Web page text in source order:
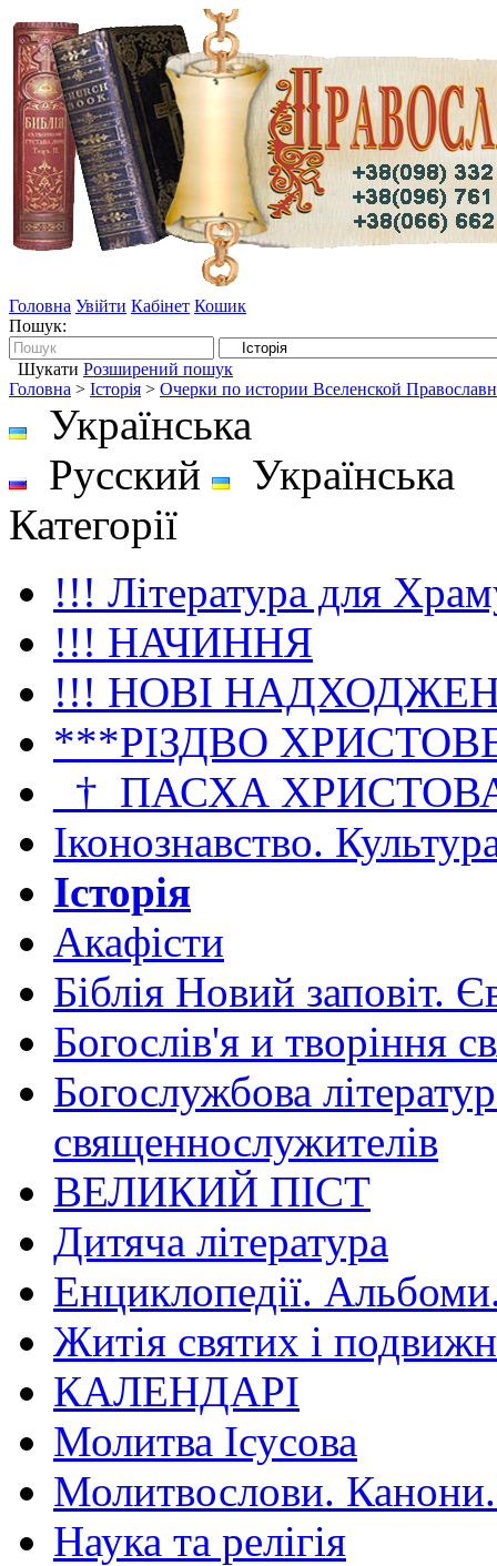
Головна Увійти Кабінет Кошик
Пошук:
Шукати Розширений пошук
Головна > Історія > Очерки по истории Вселенской
Українська
Русский
Українська
Категорії
!!! Література для
!!! НАЧИННЯ
!!! НОВІ
***РІЗДВО
_†_ПАСХА
Іконознавство.
Історія
Акафісти
Біблія Новий заповіт.
Богослів'я и творіння
Богослужбова
священнослужителів
ВЕЛИКИЙ ПІСТ
Дитяча література
Енциклопедії.
Житія святих і
КАЛЕНДАРІ
Молитва Ісусова
Молитвослови.
Наука та релігія